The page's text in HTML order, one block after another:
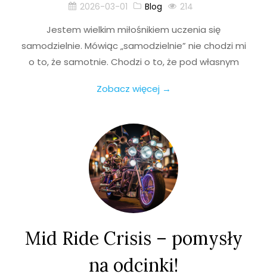
2026-03-01 Blog 214
Jestem wielkim miłośnikiem uczenia się
samodzielnie. Mówiąc „samodzielnie” nie chodzi mi
o to, że samotnie. Chodzi o to, że pod własnym
Zobacz więcej →
Mid Ride Crisis – pomysły
na odcinki!